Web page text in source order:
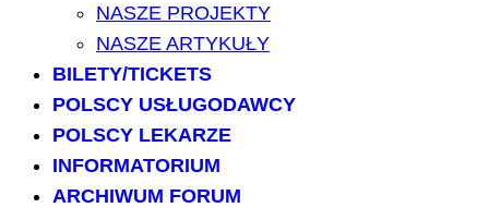
NASZE PROJEKTY
NASZE ARTYKUŁY
BILETY/TICKETS
POLSCY USŁUGODAWCY
POLSCY LEKARZE
INFORMATORIUM
ARCHIWUM FORUM